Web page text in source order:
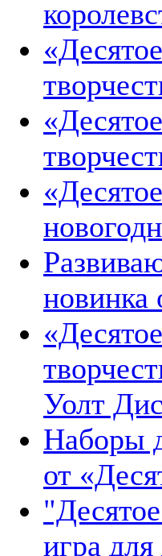
новинка
Уолт
Наборы
от
игра